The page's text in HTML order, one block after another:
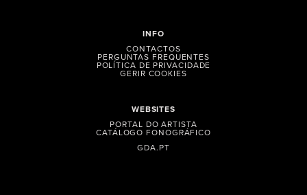
WEBSITES
PORTAL DO ARTISTA
CATÁLOGO FONOGRÁFICO
GDA.PT
INFO
CONTACTOS
PERGUNTAS FREQUENTES
POLÍTICA DE PRIVACIDADE
GERIR COOKIES